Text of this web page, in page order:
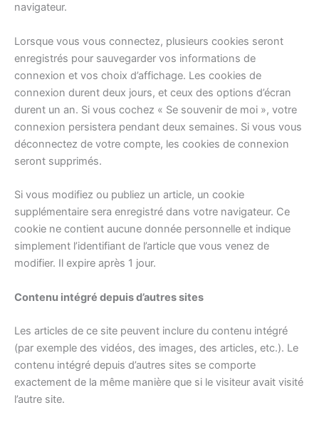
navigateur.
Lorsque vous vous connectez, plusieurs cookies seront
enregistrés pour sauvegarder vos informations de
connexion et vos choix d’affichage. Les cookies de
connexion durent deux jours, et ceux des options d’écran
durent un an. Si vous cochez « Se souvenir de moi », votre
connexion persistera pendant deux semaines. Si vous vous
déconnectez de votre compte, les cookies de connexion
seront supprimés.
Si vous modifiez ou publiez un article, un cookie
supplémentaire sera enregistré dans votre navigateur. Ce
cookie ne contient aucune donnée personnelle et indique
simplement l’identifiant de l’article que vous venez de
modifier. Il expire après 1 jour.
Contenu intégré depuis d’autres sites
Les articles de ce site peuvent inclure du contenu intégré
(par exemple des vidéos, des images, des articles, etc.). Le
contenu intégré depuis d’autres sites se comporte
exactement de la même manière que si le visiteur avait visité
l’autre site.